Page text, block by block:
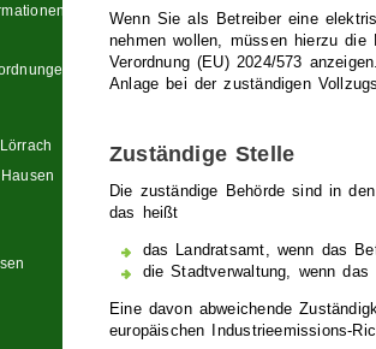
Wenn Sie als Betreiber eine
nehmen wollen, müssen hierzu
Verordnung (EU) 2024/573
Anlage bei der zuständigen
Zuständige Stelle
Die zuständige Behörde sind in
das heißt
das Landratsamt, wenn das
die Stadtverwaltung, wenn
Eine davon abweichende
europäischen Industrieemissions-